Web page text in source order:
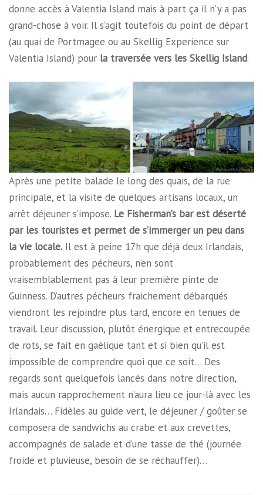
donne accès à Valentia Island mais à part ça il n’y a pas
grand-chose à voir. Il s’agit toutefois du point de départ
(au quai de Portmagee ou au Skellig Experience sur
Valentia Island) pour la traversée vers les Skellig Island.
Après une petite balade le long des quais, de la rue
principale, et la visite de quelques artisans locaux, un
arrêt déjeuner s’impose. Le Fisherman’s bar est déserté
par les touristes et permet de s’immerger un peu dans
la vie locale. Il est à peine 17h que déjà deux Irlandais,
probablement des pécheurs, n’en sont
vraisemblablement pas à leur première pinte de
Guinness. D’autres pécheurs fraichement débarqués
viendront les rejoindre plus tard, encore en tenues de
travail. Leur discussion, plutôt énergique et entrecoupée
de rots, se fait en gaélique tant et si bien qu’il est
impossible de comprendre quoi que ce soit… Des
regards sont quelquefois lancés dans notre direction,
mais aucun rapprochement n’aura lieu ce jour-là avec les
Irlandais… Fidèles au guide vert, le déjeuner / goûter se
composera de sandwichs au crabe et aux crevettes,
accompagnés de salade et d’une tasse de thé (journée
froide et pluvieuse, besoin de se réchauffer)…